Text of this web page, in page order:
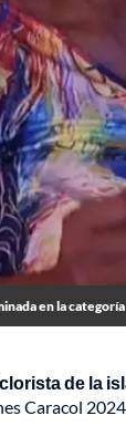
en la
de la
Caracol